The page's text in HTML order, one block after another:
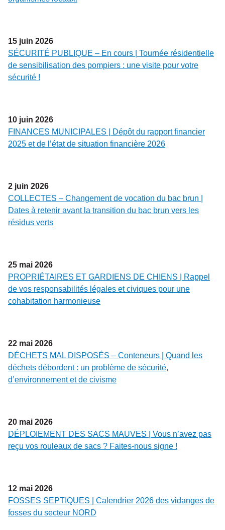
15 juin 2026
SÉCURITÉ PUBLIQUE – En cours | Tournée résidentielle
de sensibilisation des pompiers : une visite pour votre
sécurité !
10 juin 2026
FINANCES MUNICIPALES | Dépôt du rapport financier
2025 et de l’état de situation financière 2026
2 juin 2026
COLLECTES – Changement de vocation du bac brun |
Dates à retenir avant la transition du bac brun vers les
résidus verts
25 mai 2026
PROPRIÉTAIRES ET GARDIENS DE CHIENS | Rappel
de vos responsabilités légales et civiques pour une
cohabitation harmonieuse
22 mai 2026
DÉCHETS MAL DISPOSÉS – Conteneurs | Quand les
déchets débordent : un problème de sécurité,
d’environnement et de civisme
20 mai 2026
DÉPLOIEMENT DES SACS MAUVES | Vous n’avez pas
reçu vos rouleaux de sacs ? Faites-nous signe !
12 mai 2026
FOSSES SEPTIQUES | Calendrier 2026 des vidanges de
fosses du secteur NORD